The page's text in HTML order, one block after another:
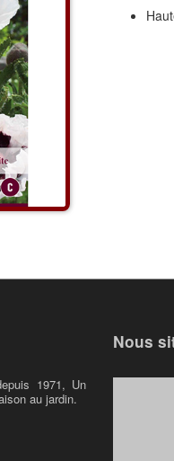
1971, Un
au jardin.
Nous